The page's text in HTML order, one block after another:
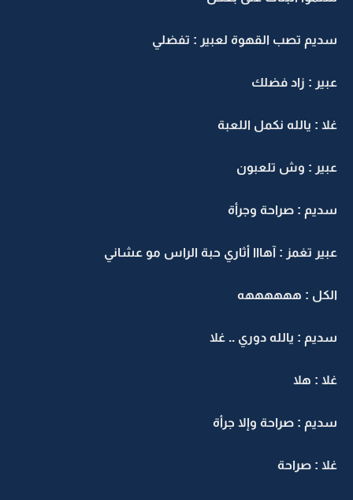
سديم تصب القهوة لعبير : تفضلي
عبير : زاد فضلك
غلا : يالله نكمل اللعبة
عبير : وش تلعبون
سديم : صراحة وجرأة
عبير تغمز : آهااا أثاري حبة الراس مو عشاني
الكل : ههههههه
سديم : يالله دوري .. غلا
غلا : هلا
سديم : صراحة وإلا جرأة
غلا : صراحة